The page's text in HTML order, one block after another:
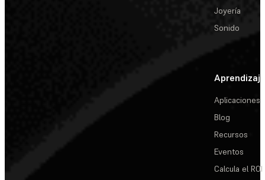
Joyería
Sonido
Aprendizaje
Aplicaciones
Blog
Recursos
Eventos
Calcula el ROI